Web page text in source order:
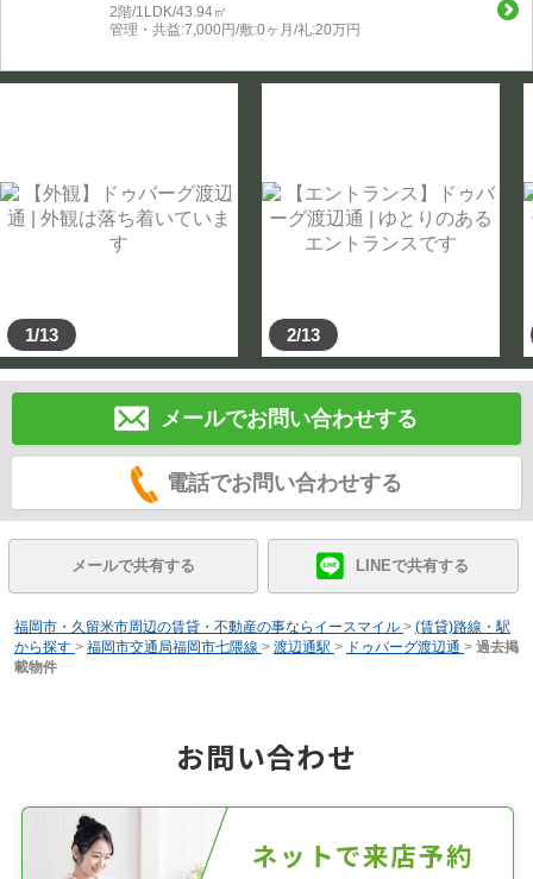
2階/1LDK/43.94㎡
管理・共益:7,000円/敷:0ヶ月/礼:20万円
1/13 2/13
メールでお問い合わせする
電話でお問い合わせする
メールで共有する LINEで共有する
福岡市・久留米市周辺の賃貸・不動産の事ならイースマイル > (賃貸)路線・駅
から探す > 福岡市交通局福岡市七隈線 > 渡辺通駅 > ドゥバーグ渡辺通 > 過去掲
載物件
お問い合わせ
ネットで来店予約